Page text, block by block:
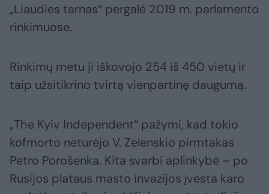
„Liaudies tarnas“ pergalė 2019 m. parlamento
rinkimuose.
Rinkimų metu ji iškovojo 254 iš 450 vietų ir
taip užsitikrino tvirtą vienpartinę daugumą.
„The Kyiv Independent“ pažymi, kad tokio
kofmorto neturėjo V. Zelenskio pirmtakas
Petro Porošenka. Kita svarbi aplinkybė – po
Rusijos plataus masto invazijos įvesta karo